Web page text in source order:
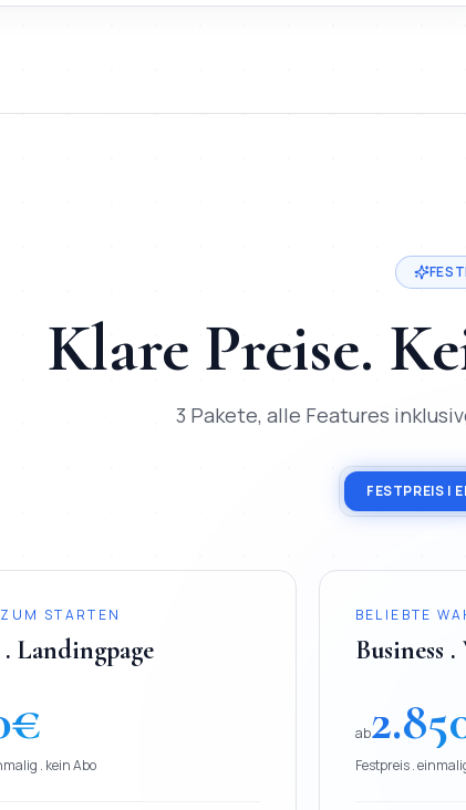
Klare Preise.
3 Pakete, alle Features
FESTPREIS |
STARTEN
Landingpage
€
. kein Abo
BELIEBTE
Business
ab
Festpreis .